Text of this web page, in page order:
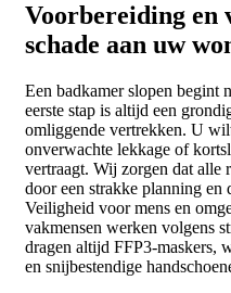
Voorbereiding en
schade aan uw
Een badkamer slopen begint
eerste stap is altijd een
omliggende vertrekken. U
onverwachte lekkage of
vertraagt. Wij zorgen dat alle
door een strakke planning en
Veiligheid voor mens en
vakmensen werken volgens
dragen altijd FFP3-maskers,
en snijbestendige